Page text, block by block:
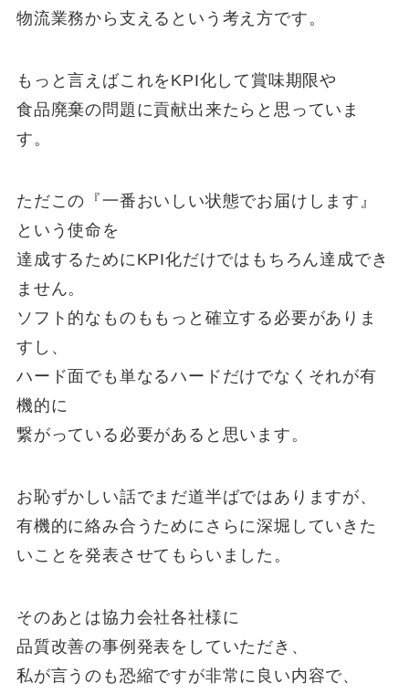
物流業務から支えるという考え方です。
もっと言えばこれをKPI化して賞味期限や
食品廃棄の問題に貢献出来たらと思っていま
す。
ただこの『一番おいしい状態でお届けします』
という使命を
達成するためにKPI化だけではもちろん達成でき
ません。
ソフト的なものももっと確立する必要がありま
すし、
ハード面でも単なるハードだけでなくそれが有
機的に
繋がっている必要があると思います。
お恥ずかしい話でまだ道半ばではありますが、
有機的に絡み合うためにさらに深堀していきた
いことを発表させてもらいました。
そのあとは協力会社各社様に
品質改善の事例発表をしていただき、
私が言うのも恐縮ですが非常に良い内容で、